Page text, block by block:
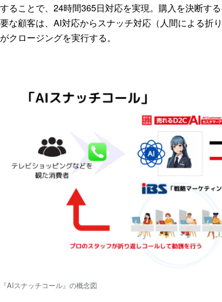
することで、24時間365日対応を実現。購入を決断す
要な顧客は、AI対応からスナッチ対応（人間による折
がクロージングを実行する。
『AIスナッチコール』の概念図